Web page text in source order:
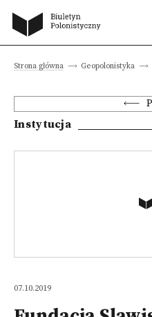
Strona główna Geopolonistyka
Instytucja
07.10.2019